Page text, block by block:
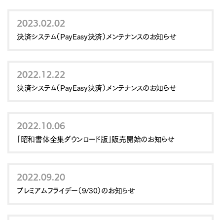
2023.02.02
決済システム（PayEasy決済）メンテナンスのお知らせ
2022.12.22
決済システム（PayEasy決済）メンテナンスのお知らせ
2022.10.06
「昭和書体全集ダウンロード版」販売開始のお知らせ
2022.09.20
プレミアムフライデー（9/30）のお知らせ